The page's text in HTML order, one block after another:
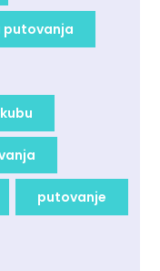
putovanja
putovanje